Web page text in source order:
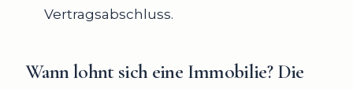
Vertragsabschluss.
Wann lohnt sich eine Immobilie? Die